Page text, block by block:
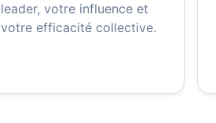
leader, votre influence et
votre efficacité collective.